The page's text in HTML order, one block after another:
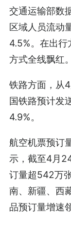
交通运输部数
区域人员流动
4.5%。在出行
方式全线飘红。
铁路方面，从
国铁路预计发
4.9%。
航空机票预订
示，截至4月
订量超542万
南、新疆、西
品预订量增速